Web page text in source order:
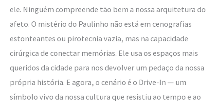
ele. Ninguém compreende tão bem a nossa arquitetura do
afeto. O mistério do Paulinho não está em cenografias
estonteantes ou pirotecnia vazia, mas na capacidade
cirúrgica de conectar memórias. Ele usa os espaços mais
queridos da cidade para nos devolver um pedaço da nossa
própria história. E agora, o cenário é o Drive-In — um
símbolo vivo da nossa cultura que resistiu ao tempo e ao